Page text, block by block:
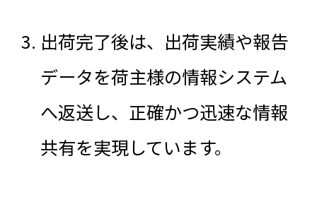
出荷完了後は、出荷実績や報告
データを荷主様の情報システム
へ返送し、正確かつ迅速な情報
共有を実現しています。